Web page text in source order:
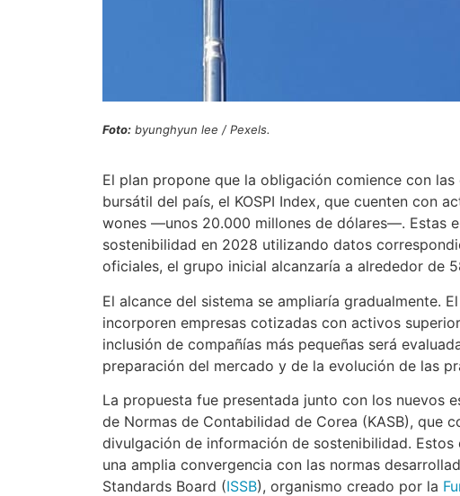
Foto: byunghyun lee / Pexels.
El plan propone que la obligación comience con
bursátil del país, el KOSPI Index, que cuenten con
wones —unos 20.000 millones de dólares—. Estas
sostenibilidad en 2028 utilizando datos
oficiales, el grupo inicial alcanzaría a alrededor de
El alcance del sistema se ampliaría gradualmente.
incorporen empresas cotizadas con activos
inclusión de compañías más pequeñas será
preparación del mercado y de la evolución de las
La propuesta fue presentada junto con los nuevos
de Normas de Contabilidad de Corea (KASB), que
divulgación de información de sostenibilidad.
una amplia convergencia con las normas
Standards Board (ISSB), organismo creado por la